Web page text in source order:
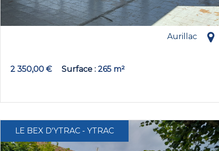
Aurillac
2 350,00 € Surface 265 m²
LE BEX D'YTRAC - YTRAC